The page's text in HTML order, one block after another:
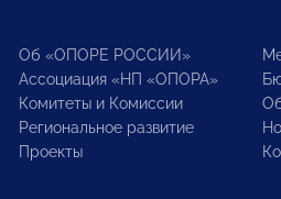
Об «ОПОРЕ РОССИИ»
Ассоциация «НП «ОПОРА»
Комитеты и Комиссии
Региональное развитие
Проекты